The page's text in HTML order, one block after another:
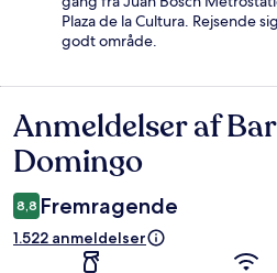
Plaza de la Cultura. Rejsende
godt område.
Anmeldelser
Anmeldelser af
Domingo
8,8 Fremragende
1.522 anmeldelser